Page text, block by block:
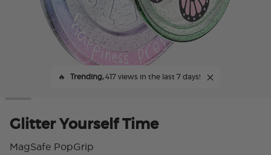
🔥 Trending,417 views in the last 7 days!
Glitter Yourself Time
MagSafe PopGrip